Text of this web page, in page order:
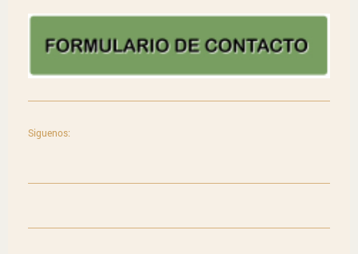
Siguenos: